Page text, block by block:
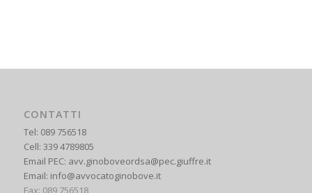
CONTATTI
Tel: 089 756518
Cell: 339 4789805
Email PEC: avv.ginoboveordsa@pec.giuffre.it
Email: info@avvocatoginobove.it
Fax: 089 756518